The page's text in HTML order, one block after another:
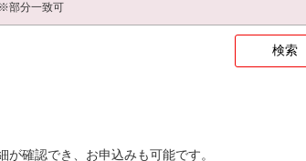
※部分一致可
確認でき、お申込みも可能です。